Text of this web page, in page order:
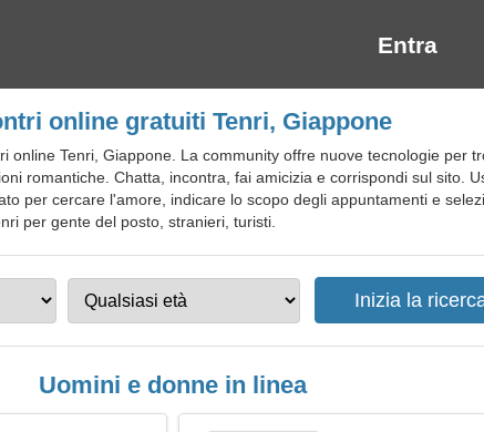
Entra
online gratuiti Tenri, Giappone
online Tenri, Giappone. La community offre nuove tecnologie per
romantiche. Chatta, incontra, fai amicizia e corrispondi sul sito.
per cercare l'amore, indicare lo scopo degli appuntamenti e
per gente del posto, stranieri, turisti.
Uomini e donne in linea